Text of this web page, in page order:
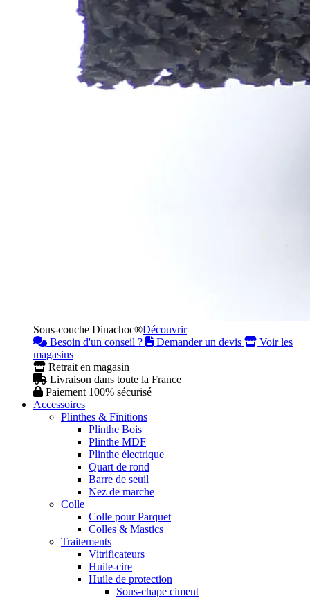
Sous-couche Dinachoc®Découvrir
Besoin d'un conseil ?
Demander un devis
Voir les
magasins
Retrait en magasin
Livraison dans toute la France
Paiement 100% sécurisé
Accessoires
Plinthes & Finitions
Plinthe Bois
Plinthe MDF
Plinthe électrique
Quart de rond
Barre de seuil
Nez de marche
Colle
Colle pour Parquet
Colles & Mastics
Traitements
Vitrificateurs
Huile-cire
Huile de protection
Sous-chape ciment